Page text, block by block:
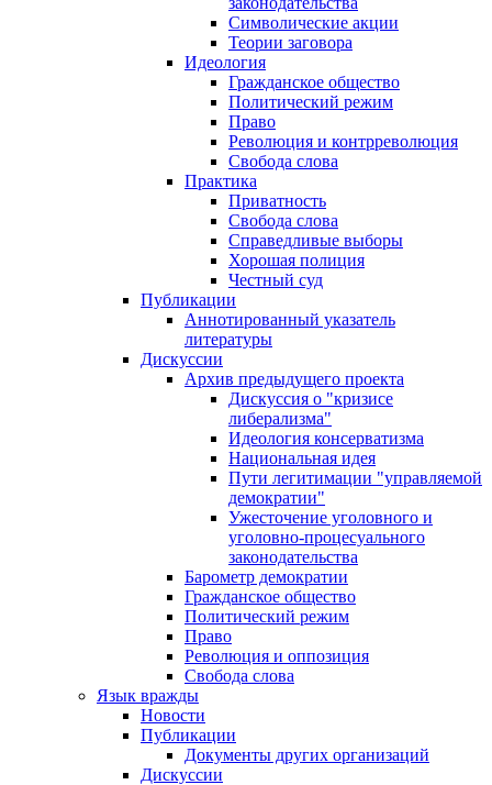
Символические акции
Теории заговора
Идеология
Гражданское общество
Политический режим
Право
Революция и контрреволюция
Свобода слова
Практика
Приватность
Свобода слова
Справедливые выборы
Хорошая полиция
Честный суд
Публикации
Аннотированный указатель
литературы
Дискуссии
Архив предыдущего проекта
Дискуссия о "кризисе
либерализма"
Идеология консерватизма
Национальная идея
Пути легитимации "управляемой
демократии"
Ужесточение уголовного и
уголовно-процесуального
законодательства
Барометр демократии
Гражданское общество
Политический режим
Право
Революция и оппозиция
Свобода слова
Язык вражды
Новости
Публикации
Документы других организаций
Дискуссии